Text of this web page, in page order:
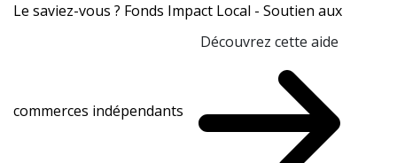
Le saviez-vous ? Fonds Impact Local - Soutien aux
commerces indépendants
Découvrez cette aide